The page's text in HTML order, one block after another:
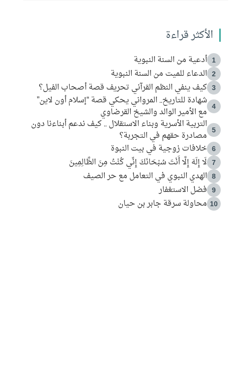
الأكثر قراءة
1 أدعية من السنة النبوية
2 الدعاء للميت من السنة النبوية
3 كيف ينفي النظم القرآني تحريف قصة أصحاب الفيل؟
4
شهادة للتاريخ.. المرواني يحكي قصة “إسلام أون لاين”
مع الأمير الوالد والشيخ القرضاوي
5
التربية الأسرية وبناء الاستقلال .. كيف ندعم أبناءنا دون
مصادرة حقهم في التجربة؟
6 خلافات زوجية في بيت النبوة
7 لَا إِلَهَ إِلَّا أَنْتَ سُبْحَانَكَ إِنِّي كُنْتُ مِنَ الظَّالِمِينَ
8 الهدي النبوي في التعامل مع حر الصيف
9 فضل الاستغفار
10 محاولة سرقة جابر بن حيان